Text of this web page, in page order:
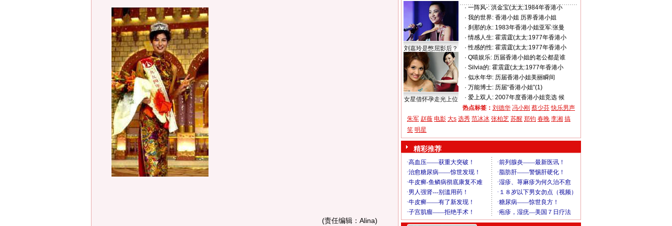
(责任编辑：Alina)
刘嘉玲是憋屈影后？
女星借怀孕走光上位
· 一阵风-: 洪金宝(太太:1984年香港小
· 我的世界: 香港小姐 历界香港小姐
· 刹那的永: 1983年香港小姐亚军:张曼
·情感人生: 霍震霆(太太:1977年香港小
·性感的性: 霍震霆(太太:1977年香港小
· Q嘻娱乐: 历届香港小姐的老公都是谁
· Silvia的: 霍震霆(太太:1977年香港小
· 似水年华: 历届香港小姐美丽瞬间
· 万能博士: 历届“香港小姐”(1)
· 爱上双人: 2007年度香港小姐竞选 候
热点标签： 刘德华 冯小刚 蔡少芬 快乐男声
朱军 赵薇 电影 大s 选秀 范冰冰 张柏芝 苏醒 郑钧 春晚 李湘 搞
笑 明星
精彩推荐